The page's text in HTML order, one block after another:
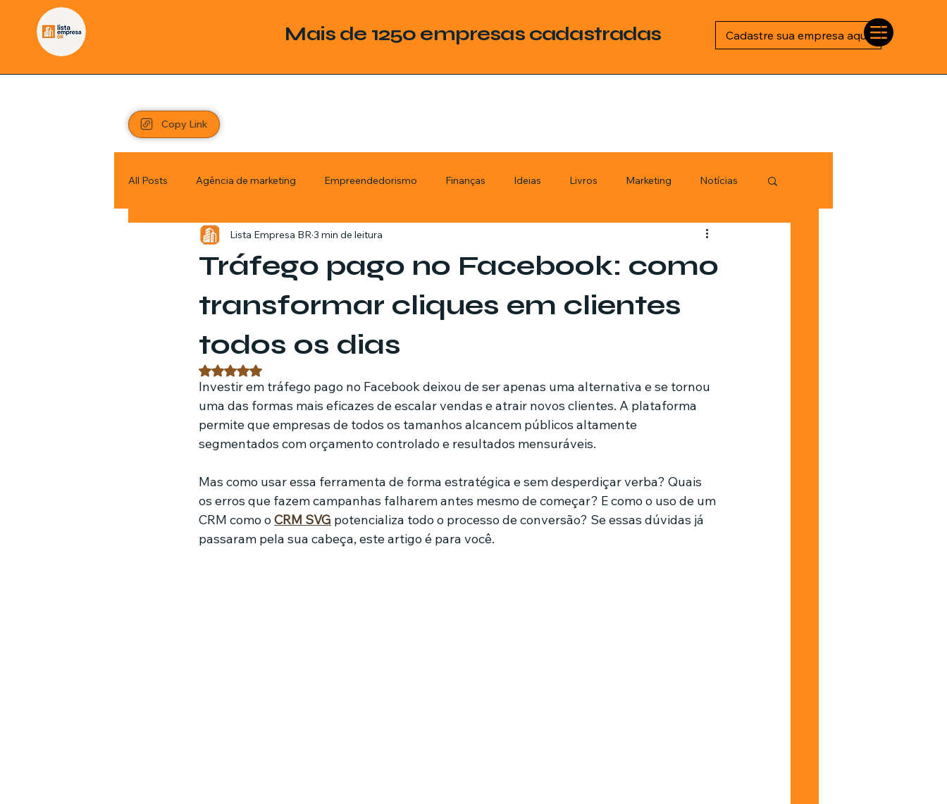
Mais de 1250 empresas cadastradas Cadastre sua empresa aqui
Copy Link
All Posts Agência de marketing Empreendedorismo Finanças Ideias Livros Marketing Notícias
Saúde Sem categoria Tecnologia
Livros
Estratégias de marketing Filmes e séries Noticias em alta
Jardinagem Clínica Nutricionista
Tráfego pago no Facebook: como
transformar cliques em clientes
todos os dias
Lista Empresa BR 3 min de leitura
Avaliado com NaN de 5 estrelas.
Investir em tráfego pago no Facebook deixou de ser apenas uma alternativa e se tornou
uma das formas mais eficazes de escalar vendas e atrair novos clientes. A plataforma
permite que empresas de todos os tamanhos alcancem públicos altamente
segmentados com orçamento controlado e resultados mensuráveis.
Mas como usar essa ferramenta de forma estratégica e sem desperdiçar verba? Quais
os erros que fazem campanhas falharem antes mesmo de começar? E como o uso de um
CRM como o CRM SVG potencializa todo o processo de conversão? Se essas dúvidas já
passaram pela sua cabeça, este artigo é para você.